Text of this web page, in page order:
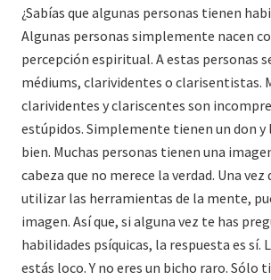
¿Sabías que algunas personas tienen
Algunas personas simplemente nacen
percepción espiritual. A estas personas
médiums, clarividentes o clarisentistas.
clarividentes y clariscentes son
estúpidos. Simplemente tienen un don
bien. Muchas personas tienen una
cabeza que no merece la verdad. Una vez
utilizar las herramientas de la mente,
imagen. Así que, si alguna vez te has
habilidades psíquicas, la respuesta es sí.
estás loco. Y no eres un bicho raro. Sólo